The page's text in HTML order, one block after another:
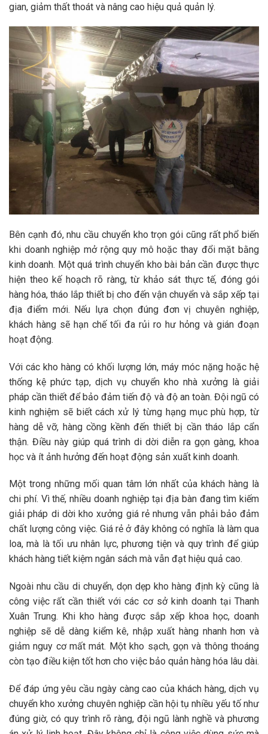
gian, giảm thất thoát và nâng cao hiệu quả quản lý.
Bên cạnh đó, nhu cầu chuyển kho trọn gói cũng rất phổ biến
khi doanh nghiệp mở rộng quy mô hoặc thay đổi mặt bằng
kinh doanh. Một quá trình chuyển kho bài bản cần được thực
hiện theo kế hoạch rõ ràng, từ khảo sát thực tế, đóng gói
hàng hóa, tháo lắp thiết bị cho đến vận chuyển và sắp xếp tại
địa điểm mới. Nếu lựa chọn đúng đơn vị chuyên nghiệp,
khách hàng sẽ hạn chế tối đa rủi ro hư hỏng và gián đoạn
hoạt động.
Với các kho hàng có khối lượng lớn, máy móc nặng hoặc hệ
thống kệ phức tạp, dịch vụ chuyển kho nhà xưởng là giải
pháp cần thiết để bảo đảm tiến độ và độ an toàn. Đội ngũ có
kinh nghiệm sẽ biết cách xử lý từng hạng mục phù hợp, từ
hàng dễ vỡ, hàng cồng kềnh đến thiết bị cần tháo lắp cẩn
thận. Điều này giúp quá trình di dời diễn ra gọn gàng, khoa
học và ít ảnh hưởng đến hoạt động sản xuất kinh doanh.
Một trong những mối quan tâm lớn nhất của khách hàng là
chi phí. Vì thế, nhiều doanh nghiệp tại địa bàn đang tìm kiếm
giải pháp di dời kho xưởng giá rẻnhưng vẫn phải bảo đảm
chất lượng công việc. Giá rẻ ở đây không có nghĩa là làm qua
loa, mà là tối ưu nhân lực, phương tiện và quy trình để giúp
khách hàng tiết kiệm ngân sách mà vẫn đạt hiệu quả cao.
Ngoài nhu cầu di chuyển, dọn dẹp kho hàng định kỳ cũng là
công việc rất cần thiết với các cơ sở kinh doanh tại Thanh
Xuân Trung. Khi kho hàng được sắp xếp khoa học, doanh
nghiệp sẽ dễ dàng kiểm kê, nhập xuất hàng nhanh hơn và
giảm nguy cơ mất mát. Một kho sạch, gọn và thông thoáng
còn tạo điều kiện tốt hơn cho việc bảo quản hàng hóa lâu dài.
Để đáp ứng yêu cầu ngày càng cao của khách hàng, dịch vụ
chuyển kho xưởng chuyên nghiệp cần hội tụ nhiều yếu tố như
đúng giờ, có quy trình rõ ràng, đội ngũ lành nghề và phương